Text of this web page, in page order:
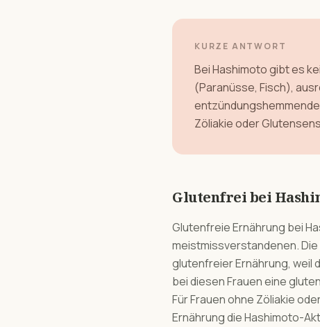
KURZE ANTWORT
Bei Hashimoto gibt es
(Paranüsse, Fisch),
Zöliakie oder
Glutenfrei bei
Glutenfreie Ernährung bei
meistmissverstandenen.
glutenfreier Ernährung, weil
bei diesen Frauen eine
Für Frauen ohne Zöliakie
Ernährung die Hashimoto-